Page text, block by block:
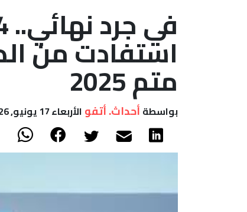
استفادت من
متم 2025
بواسطة أحداث. أتفو الأربعاء 17 يونيو, 2026 - 15:11